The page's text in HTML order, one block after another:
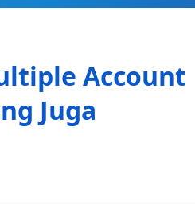
Account
Juga